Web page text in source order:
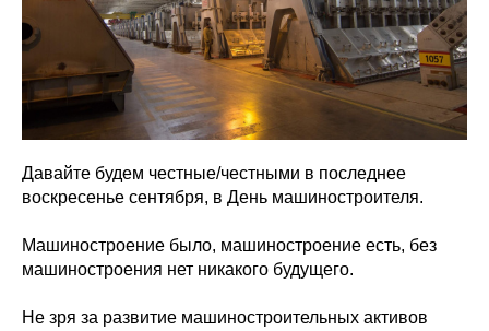
Давайте будем честные/честными в последнее
воскресенье сентября, в День машиностроителя.
Машиностроение было, машиностроение есть, без
машиностроения нет никакого будущего.
Не зря за развитие машиностроительных активов